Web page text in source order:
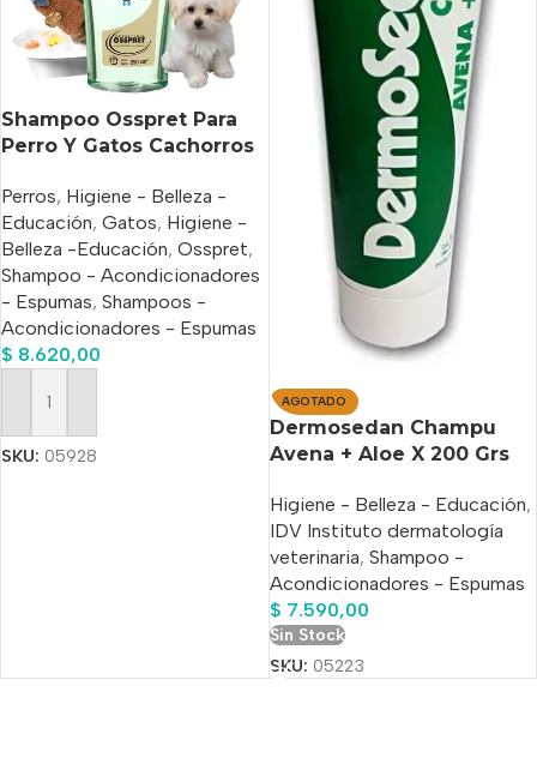
Shampoo Osspret Para
Perro Y Gatos Cachorros
Perros, Higiene - Belleza -
Educación, Gatos, Higiene -
Belleza -Educación, Osspret,
Shampoo - Acondicionadores
- Espumas, Shampoos -
Acondicionadores - Espumas
$ 8.620,00
Añadir Al Carrito
SKU: 05928
AGOTADO
Dermosedan Champu
Avena + Aloe X 200 Grs
Higiene - Belleza - Educación,
IDV Instituto dermatología
veterinaria, Shampoo -
Acondicionadores - Espumas
$ 7.590,00
Sin Stock
SKU: 05223